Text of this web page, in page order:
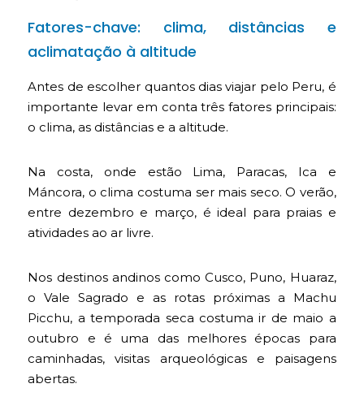
Fatores-chave: clima, distâncias e
aclimatação à altitude
Antes de escolher quantos dias viajar pelo Peru, é
importante levar em conta três fatores principais:
o clima, as distâncias e a altitude.
Na costa, onde estão Lima, Paracas, Ica e
Máncora, o clima costuma ser mais seco. O verão,
entre dezembro e março, é ideal para praias e
atividades ao ar livre.
Nos destinos andinos como Cusco, Puno, Huaraz,
o Vale Sagrado e as rotas próximas a Machu
Picchu, a temporada seca costuma ir de maio a
outubro e é uma das melhores épocas para
caminhadas, visitas arqueológicas e paisagens
abertas.